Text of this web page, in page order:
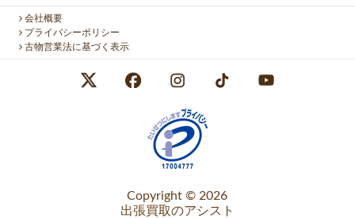
会社概要
プライバシーポリシー
古物営業法に基づく表示
Copyright © 2026
出張買取のアシスト